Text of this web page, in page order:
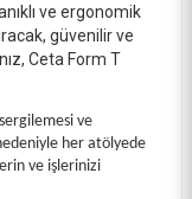
ve ergonomik
güvenilir ve
Ceta Form T
ve
her atölyede
ve işlerinizi